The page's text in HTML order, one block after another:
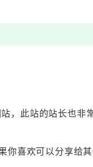
，此站的站长也非
你喜欢可以分享给